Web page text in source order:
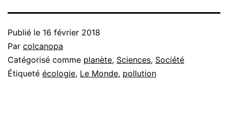
Publié le 16 février 2018
Par colcanopa
Catégorisé comme planète, Sciences, Société
Étiqueté écologie, Le Monde, pollution